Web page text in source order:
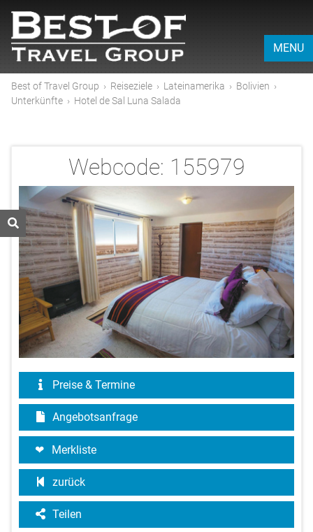
MENU
Best of Travel Group › Reiseziele › Lateinamerika › Bolivien ›
Unterkünfte › Hotel de Sal Luna Salada
Webcode: 155979
Preise & Termine
Angebotsanfrage
Merkliste
zurück
Teilen